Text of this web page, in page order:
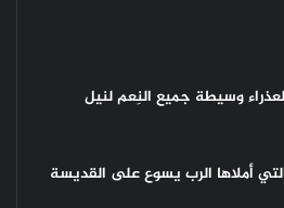
وسيطة جميع النِعم لنيل
أملاها الرب يسوع على القديسة